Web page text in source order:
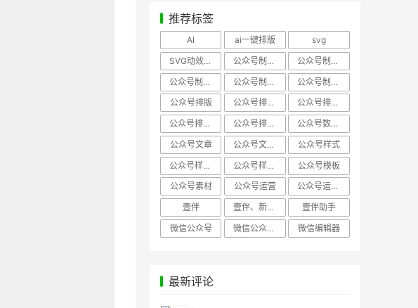
推荐标签
AI ai一键排版
svg
SVG动效样式
公众号制作、公众号排版
公众号制作、公众号模板
公众号制作、微信编辑器
公众号制作，公众号排版
公众号制作，公众号排版、微信编辑器
公众号排版
公众号排版，公众号模板
公众号排版，公众号素材
公众号排版，微信编辑器
公众号排版，排版样式
公众号数据分析
公众号文章
公众号文章、公众号运营
公众号样式
公众号样式，微信公众号排版
公众号样式，微信编辑器
公众号模板
公众号素材
公众号运营
公众号运营，公众号编辑器
壹伴
壹伴、新媒体运营
壹伴助手
微信公众号
微信公众号，样式模板、公众号样式 微信编辑器
最新评论